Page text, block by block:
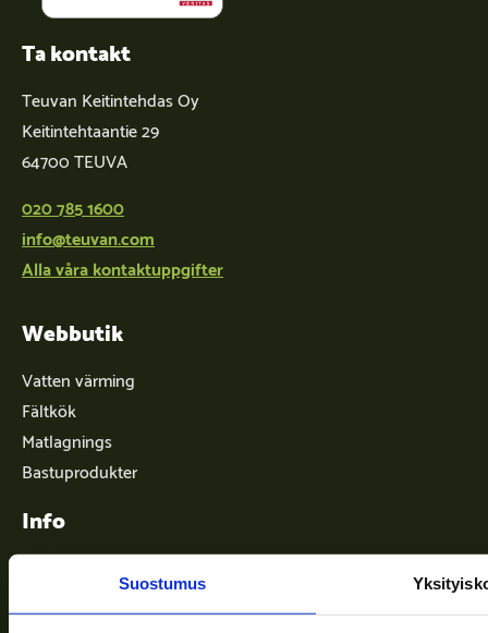
Suostumus
Ta kontakt
Teuvan Keitintehdas Oy
Keitintehtaantie 29
64700 TEUVA
020 785 1600
info@teuvan.com
Alla våra kontaktuppgifter
Webbutik
Vatten värming
Fältkök
Matlagnings
Bastuprodukter
Info
Leveransvillkor